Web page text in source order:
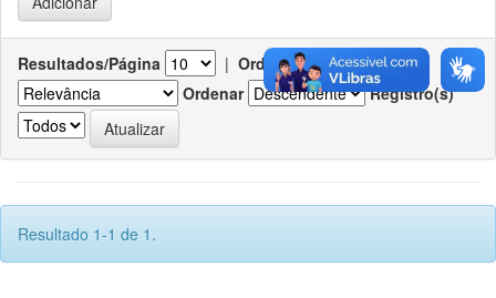
Resultados/Página | Ordenar registros por
Ordenar
Registro(s)
Resultado 1-1 de 1.